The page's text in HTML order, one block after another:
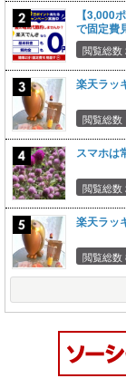
【3,000
で固定費
閲覧総数
楽天ラッ
閲覧総数
スマホは
閲覧総数
楽天ラッ
閲覧総数